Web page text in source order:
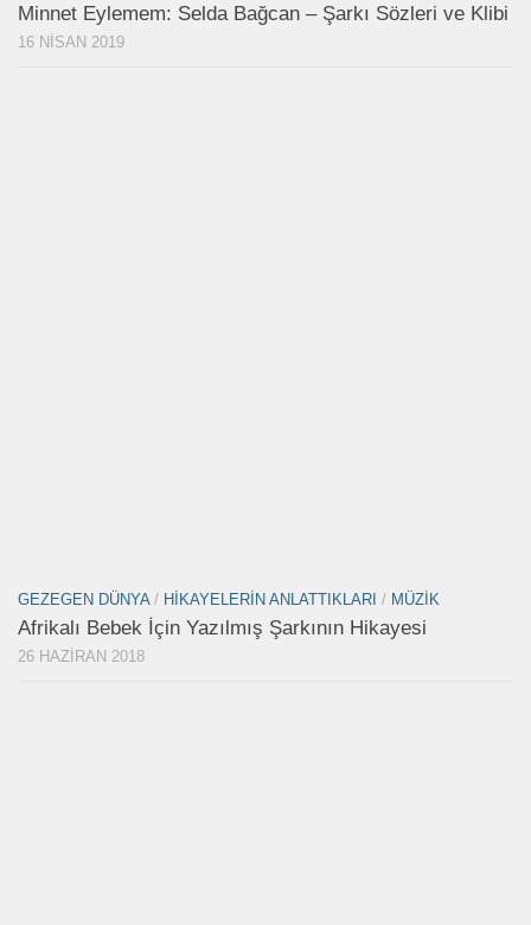
Minnet Eylemem: Selda Bağcan – Şarkı Sözleri ve Klibi
16 NISAN 2019
GEZEGEN DÜNYA/ HIKAYELERIN ANLATTIKLARI / MÜZIK
Afrikalı Bebek İçin Yazılmış Şarkının Hikayesi
26 HAZIRAN 2018